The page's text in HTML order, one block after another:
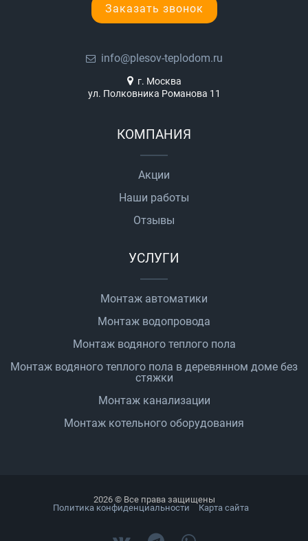
Заказать звонок
info@plesov-teplodom.ru
г. Москва
ул. Полковника Романова 11
КОМПАНИЯ
Акции
Наши работы
Отзывы
УСЛУГИ
Монтаж автоматики
Монтаж водопровода
Монтаж водяного теплого пола
Монтаж водяного теплого пола в деревянном доме без
стяжки
Монтаж канализации
Монтаж котельного оборудования
2026 © Все права защищены
Политика конфиденциальности
Карта сайта